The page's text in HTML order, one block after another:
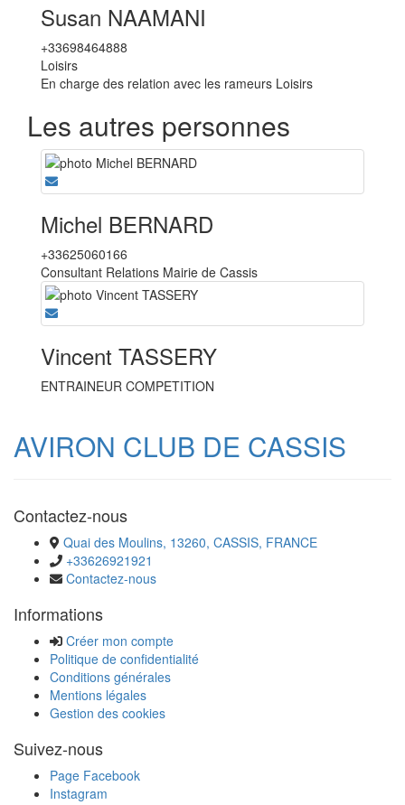
Susan NAAMANI
+33698464888
Loisirs
En charge des relation avec les rameurs Loisirs
Les autres personnes
Michel BERNARD
+33625060166
Consultant Relations Mairie de Cassis
Vincent TASSERY
ENTRAINEUR COMPETITION
AVIRON CLUB DE CASSIS
Contactez-nous
Quai des Moulins, 13260, CASSIS, FRANCE
+33626921921
Contactez-nous
Informations
Créer mon compte
Politique de confidentialité
Conditions générales
Mentions légales
Gestion des cookies
Suivez-nous
Page Facebook
Instagram